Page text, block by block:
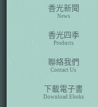
香光新聞
News
香光四季
Products
聯絡我們
Contact Us
下載電子書
Download Eboks